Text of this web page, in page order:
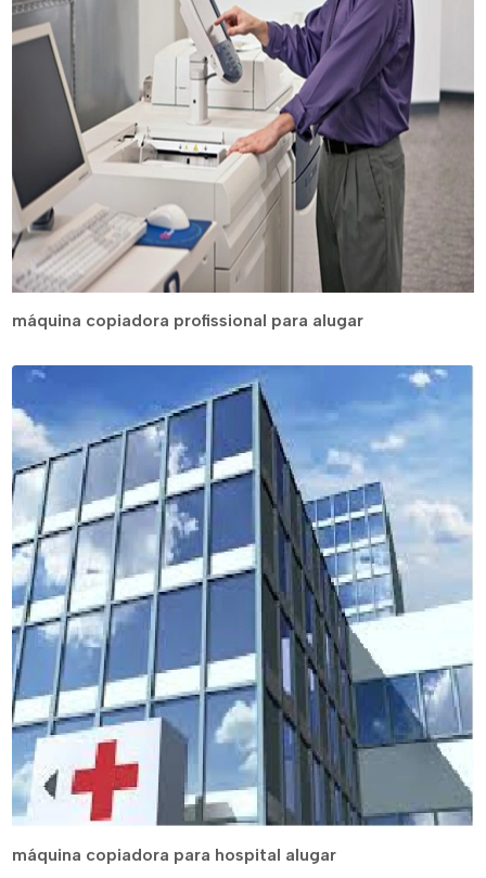
máquina copiadora profissional para alugar
máquina copiadora para hospital alugar